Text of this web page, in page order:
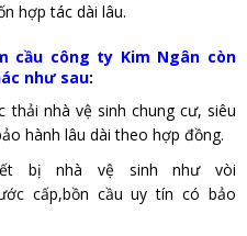
hợp tác dài lâu.
cầu công ty Kim Ngân còn
như sau:
nhà vệ sinh chung cư, siêu
hành lâu dài theo hợp đồng.
bị nhà vệ sinh như vòi
cấp,bồn cầu uy tín có bảo